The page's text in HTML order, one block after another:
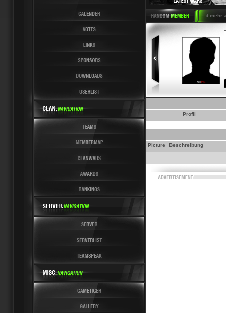
Latest News 6 Latest Last nicht mehr and
Profil
Picture Beschreibung